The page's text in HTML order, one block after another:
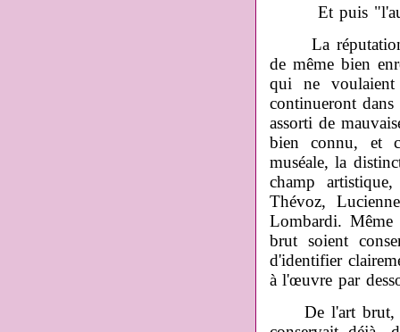
Et puis
La réputation
de même bien
qui ne
continueront
assorti de
bien connu, et
muséale,la
champ
Thévoz,
Lombardi.
brut soient
d'identifier
à l'œuvre par
De l'art brut,